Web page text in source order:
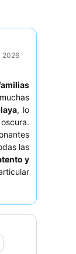
2026
, lo
las
y